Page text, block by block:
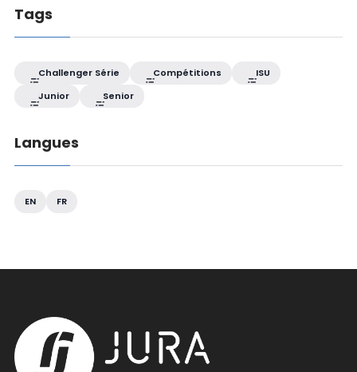
Tags
Challenger Série Compétitions
ISU
Junior
Senior
Langues
EN FR